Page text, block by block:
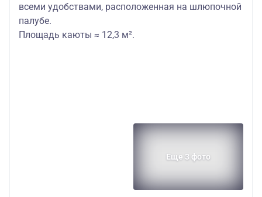
всеми удобствами, расположенная на шлюпочной
палубе.
Площадь каюты ≈ 12,3 м².
Еще 3 фото